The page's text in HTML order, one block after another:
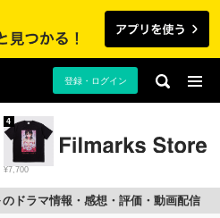
登録・ログイン
¥7,700
4
ドラマ情報・感想・評価・動画配信